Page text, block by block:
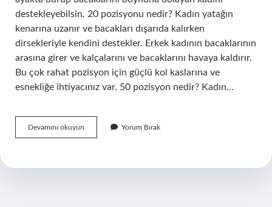
destekleyebilsin. 20 pozisyonu nedir? Kadın yatağın
kenarına uzanır ve bacakları dışarıda kalırken
dirsekleriyle kendini destekler. Erkek kadının bacaklarının
arasına girer ve kalçalarını ve bacaklarını havaya kaldırır.
Bu çok rahat pozisyon için güçlü kol kaslarına ve
esnekliğe ihtiyacınız var. 50 pozisyon nedir? Kadın…
Devamını okuyun
Pozisyon
Yorum Bırak